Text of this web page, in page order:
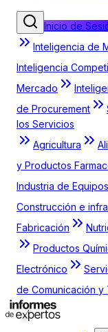
Inicio de
Inteligencia de
Inteligencia
Mercado
de Procurement
los Servicios
Agricultura
y Productos
Industria de Equipos
Construcción e
Fabricación
Productos
Electrónico
de Comunicación y